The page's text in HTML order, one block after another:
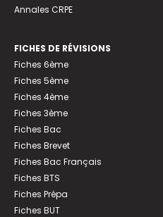
Annales CRPE
FICHES DE RÉVISIONS
Fiches 6ème
Fiches 5ème
Fiches 4ème
Fiches 3ème
Fiches Bac
Fiches Brevet
Fiches Bac Français
Fiches BTS
Fiches Prépa
Fiches BUT